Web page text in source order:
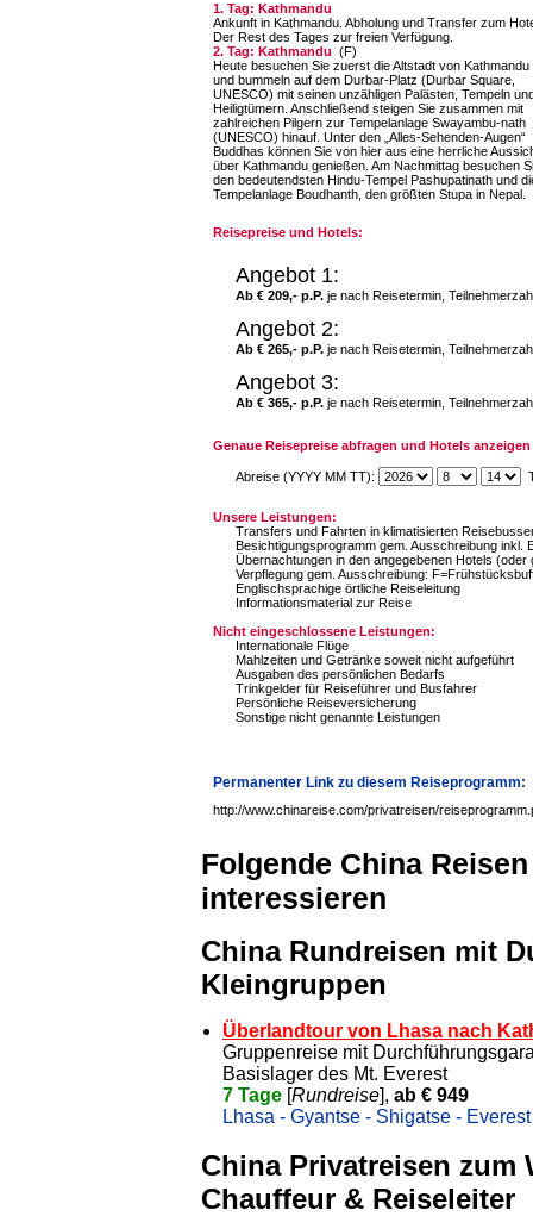
1. Tag: Kathmandu
Ankunft in Kathmandu. Abholung und Transfer zum
Der Rest des Tages zur freien Verfügung.
2. Tag: Kathmandu (F)
Heute besuchen Sie zuerst die Altstadt von Kathmandu
und bummeln auf dem Durbar-Platz (Durbar Square,
UNESCO) mit seinen unzähligen Palästen, Tempeln
Heiligtümern. Anschließend steigen Sie zusammen mit
zahlreichen Pilgern zur Tempelanlage Swayambu-nath
(UNESCO) hinauf. Unter den „Alles-Sehenden-Augen“
Buddhas können Sie von hier aus eine herrliche
über Kathmandu genießen. Am Nachmittag besuchen
den bedeutendsten Hindu-Tempel Pashupatinath und
Tempelanlage Boudhanth, den größten Stupa in Nepal.
Reisepreise und Hotels:
Angebot 1:
Ab € 209,- p.P. je nach Reisetermin,
Angebot 2:
Ab € 265,- p.P. je nach Reisetermin,
Angebot 3:
Ab € 365,- p.P. je nach Reisetermin,
Genaue Reisepreise abfragen und Hotels
Abreise (YYYY MM TT):
Unsere Leistungen:
Transfers und Fahrten in klimatisierten
Besichtigungsprogramm gem. Ausschreibung inkl.
Übernachtungen in den angegebenen Hotels (oder
Verpflegung gem. Ausschreibung:
Englischsprachige örtliche Reiseleitung
Informationsmaterial zur Reise
Nicht eingeschlossene Leistungen:
Internationale Flüge
Mahlzeiten und Getränke soweit nicht aufgeführt
Ausgaben des persönlichen Bedarfs
Trinkgelder für Reiseführer und Busfahrer
Persönliche Reiseversicherung
Sonstige nicht genannte Leistungen
Permanenter Link zu diesem Reiseprogramm:
http://www.chinareise.com/privatreisen/
Folgende China
interessieren
China Rundreisen mit
Kleingruppen
Überlandtour von Lhasa nach
Gruppenreise mit
Basislager des Mt. Everest
7 Tage [Rundreise], ab € 949
Lhasa - Gyantse - Shigatse -
China Privatreisen zum
Chauffeur & Reiseleiter